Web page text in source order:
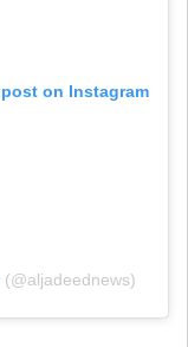
on Instagram
(@aljadeednews)